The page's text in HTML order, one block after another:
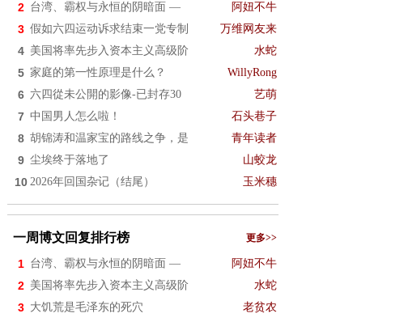
2 台湾、霸权与永恒的阴暗面 — 阿妞不牛
3 假如六四运动诉求结束一党专制 万维网友来
4 美国将率先步入资本主义高级阶 水蛇
5 家庭的第一性原理是什么？ WillyRong
6 六四從未公開的影像-已封存30 艺萌
7 中国男人怎么啦！ 石头巷子
8 胡锦涛和温家宝的路线之争，是 青年读者
9 尘埃终于落地了 山蛟龙
10 2026年回国杂记（结尾） 玉米穗
一周博文回复排行榜 更多>>
1 台湾、霸权与永恒的阴暗面 — 阿妞不牛
2 美国将率先步入资本主义高级阶 水蛇
3 大饥荒是毛泽东的死穴 老贫农